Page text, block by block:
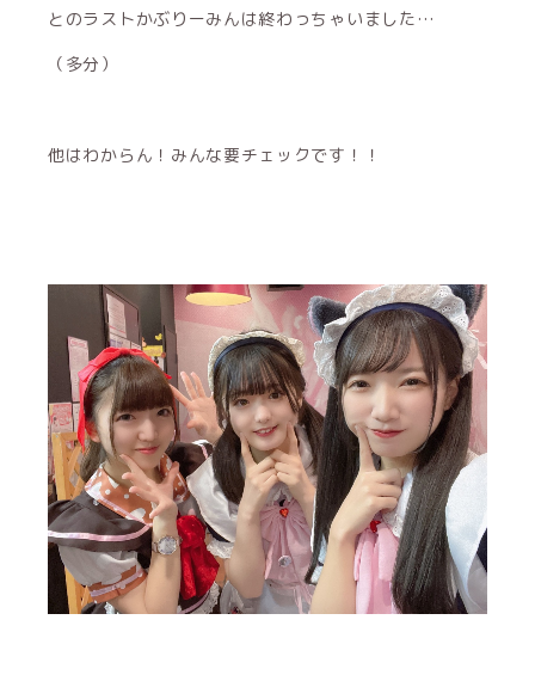
とのラストかぶりーみんは終わっちゃいました…
（多分）
他はわからん！みんな要チェックです！！